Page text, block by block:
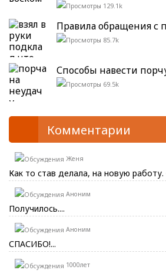
129.1k
Правила обращения с
85.7k
Способы навести
69.5k
Комментарии
Женя
Как то став делала, на новую
Аноним
Получилось....
Аноним
СПАСИБО!...
1000лет